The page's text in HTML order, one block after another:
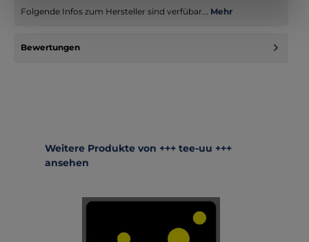
Folgende Infos zum Hersteller sind verfübar... Mehr
Bewertungen
Produktgalerie überspringen
Weitere Produkte von +++ tee-uu +++
ansehen